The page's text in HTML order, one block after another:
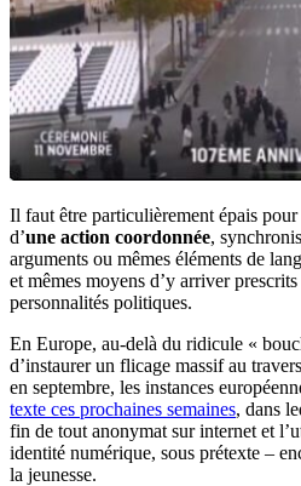
Il faut être particulièrement épais
d’une action coordonnée,
arguments ou mêmes éléments de
et mêmes moyens d’y arriver
personnalités politiques.
En Europe, au-delà du ridicule «
d’instaurer un flicage massif au
en septembre, les instances
texte ces prochaines semaines, dans
fin de tout anonymat sur internet et
identité numérique, sous prétexte –
la jeunesse.